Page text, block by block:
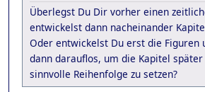
Überlegst Du Dir vorher einen
entwickelst dann nacheinander
Oder entwickelst Du erst die Figuren
dann darauflos, um die Kapitel
sinnvolle Reihenfolge zu setzen?